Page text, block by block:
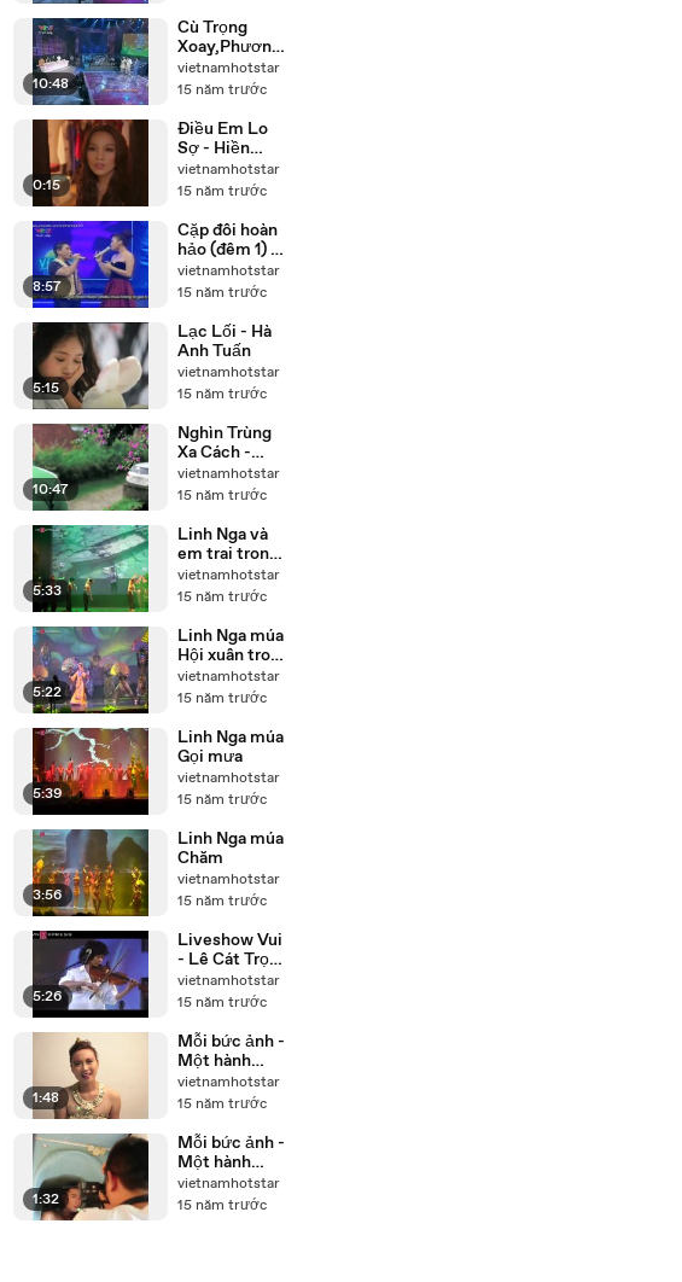
Hảo,đêm2]-
Mưa Rơi Lặng
Thầm
10:48
Cù Trọng
Xoay,Phương
Linh[Cặp Đôi
Hoàn
Thôi Anh Hãy
Về
vietnamhotstar
15 năm trước
0:15
Điều Em Lo
Sợ - Hiền
Thục
vietnamhotstar
15 năm trước
8:57
Cặp đôi hoàn
hảo (đêm 1) -
Phạm Văn
Mách Văn Mai
vietnamhotstar
15 năm trước
5:15
Lạc Lối - Hà
Anh Tuấn
vietnamhotstar
15 năm trước
10:47
Nghìn Trùng
Xa Cách -
Phan Đinh
Tùng
vietnamhotstar
15 năm trước
5:33
Linh Nga và
em trai trong
tiết mục múa
Giấc mơ trưa
vietnamhotstar
15 năm trước
5:22
Linh Nga múa
Hội xuân trong
chương trình
Sen
vietnamhotstar
15 năm trước
5:39
Linh Nga múa
Gọi mưa
vietnamhotstar
15 năm trước
3:56
Linh Nga múa
Chăm
vietnamhotstar
15 năm trước
5:26
Liveshow Vui
- Lê Cát Trọng
Lý - Cơn bão
nghiêng đêm
vietnamhotstar
15 năm trước
1:48
Mỗi bức ảnh -
Một hành
động - Behind
the scene
vietnamhotstar
15 năm trước
1:32
Mỗi bức ảnh -
Một hành
động - Nam
vương Tiến
vietnamhotstar
15 năm trước